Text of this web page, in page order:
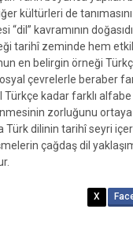
kültürleri de tanımasını
kavramının
tarihî zeminde hem
en belirgin örneği
çevrelerle beraber
Türkçe kadar farklı alfabe
zorluğunu
Türk dilinin tarihî seyri
çağdaş dil
X